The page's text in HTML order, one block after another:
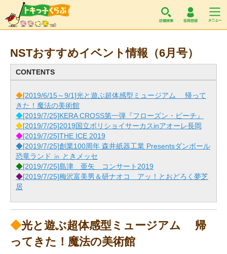
NSTおすすめイベント情報（6月号）
CONTENTS
◆[2019/6/15～9/1]光と遊ぶ超体感型ミュージアム 帰って
きた！魔法の美術館
◆[2019/7/25]KERA CROSS第一弾『フローズン・ビーチ』
◆[2019/7/25]2019国立ボリショイサーカスinアオーレ長岡
◆[2019/7/25]THE ICE 2019
◆[2019/7/25]創業100周年 森井紙器工業 Presentsダンボール
恐竜ランド ㏌ ときメッセ
◆[2019/7/25]島津 亜矢 コンサート2019
◆[2019/7/25]梅沢富美男＆研ナオコ アッ！とおどろく夢芝
居
◆光と遊ぶ超体感型ミュージアム 帰
ってきた！魔法の美術館